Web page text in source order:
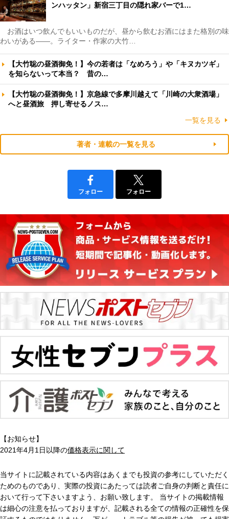
ンハッタン」新宿三丁目の隠れ家バーで1…
お酒はいつ飲んでもいいものだが、昼から飲むお酒にはまた格別の味
わいがある――。ライター・作家の大竹…
【大竹聡の昼酒御免！】今の若者は「なめろう」や「キヌカツギ」
を知らないって本当？ 昔の…
【大竹聡の昼酒御免！】京急線で多摩川越えて「川崎の大衆酒場」
へと昼酒旅 押し寄せるノス…
一覧を見る
著者・連載の一覧を見る
フォロー フォロー
【お知らせ】
2021年4月1日以降の価格表示に関して
当サイトに記載されている内容はあくまでも投資の参考にしていただく
ためのものであり、実際の投資にあたっては読者ご自身の判断と責任に
おいて行って下さいますよう、お願い致します。 当サイトの掲載情報
は細心の注意を払っておりますが、記載される全ての情報の正確性を保